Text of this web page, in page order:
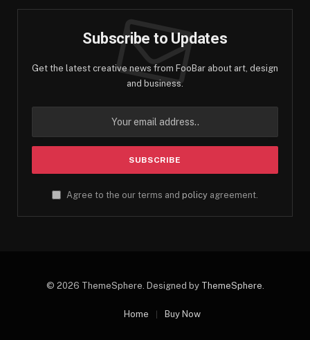
Subscribe to Updates
Get the latest creative news from FooBar about art, design
and business.
Agree to the our terms and policy agreement.
© 2026 ThemeSphere. Designed by ThemeSphere
Home Buy Now